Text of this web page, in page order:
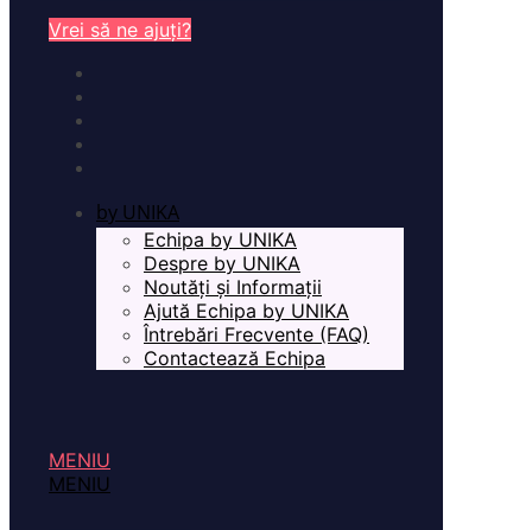
Vrei să ne ajuți?
by UNIKA
Echipa by UNIKA
Despre by UNIKA
Noutăți și Informații
Ajută Echipa by UNIKA
Întrebări Frecvente (FAQ)
Contactează Echipa
MENIU
MENIU